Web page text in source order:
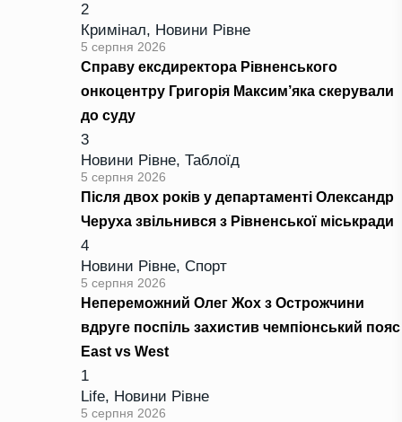
2
Кримінал, Новини Рівне
5 серпня 2026
Справу ексдиректора Рівненського
онкоцентру Григорія Максим’яка скерували
до суду
3
Новини Рівне, Таблоїд
5 серпня 2026
Після двох років у департаменті Олександр
Черуха звільнився з Рівненської міськради
4
Новини Рівне, Спорт
5 серпня 2026
Непереможний Олег Жох з Острожчини
вдруге поспіль захистив чемпіонський пояс
East vs West
1
Life, Новини Рівне
5 серпня 2026